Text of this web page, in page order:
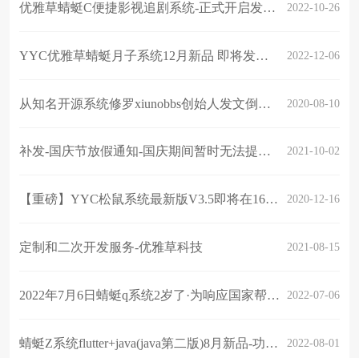
优雅草蜻蜓C便捷影视追剧系统-正式开启发售-详细请关注优雅草松鼠蜻蜓系统官网 2022-10-26
YYC优雅草蜻蜓月子系统12月新品 即将发布-抢先看-整体产品适用于月子中心 2022-12-06
从知名开源系统修罗xiunobbs创始人发文倒闭“后会有期”看软件行业开源环境 2020-08-10
补发-国庆节放假通知-国庆期间暂时无法提供技术支持以及搭建服务 2021-10-02
【重磅】YYC松鼠系统最新版V3.5即将在16日全面开源-优雅草主营业务大变革 2020-12-16
定制和二次开发服务-优雅草科技 2021-08-15
2022年7月6日蜻蜓q系统2岁了·为响应国家帮扶政策·促进企业复工复产优雅草开启年度·免费获得授权活动1年1次，本次活动7月10日正式开启 2022-07-06
蜻蜓Z系统flutter+java(java第二版)8月新品-功能抢先看 2022-08-01